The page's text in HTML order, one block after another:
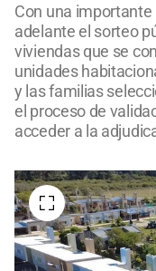
Con una
adelante el sorteo
viviendas que se
unidades
y las familias
el proceso de
acceder a la